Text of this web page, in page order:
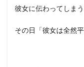
彼女に伝わってしま
その日「彼女は全然